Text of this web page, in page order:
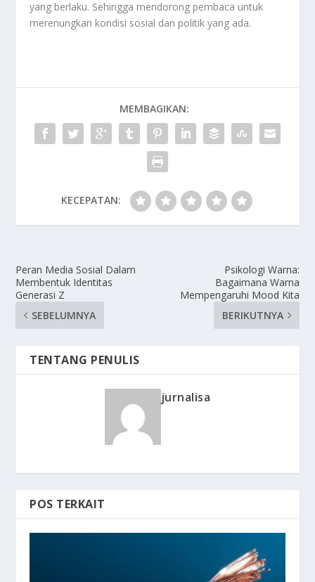
yang berlaku. Sehingga mendorong pembaca untuk
merenungkan kondisi sosial dan politik yang ada.
MEMBAGIKAN:
KECEPATAN:
Peran Media Sosial Dalam
Membentuk Identitas
Generasi Z
SEBELUMNYA
Psikologi Warna:
Bagaimana Warna
Mempengaruhi Mood Kita
BERIKUTNYA
TENTANG PENULIS
jurnalisa
POS TERKAIT